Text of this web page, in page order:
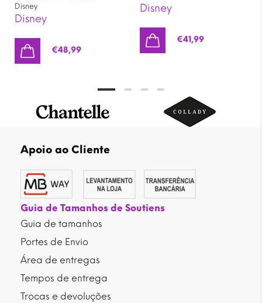
Disney
Disney
€48,99
Disney
€41,99
Apoio ao Cliente
Guia de Tamanhos de Soutiens
Guia de tamanhos
Portes de Envio
Área de entregas
Tempos de entrega
Trocas e devoluções